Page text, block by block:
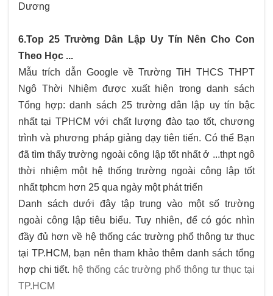
Dương
6.Top 25 Trường Dân Lập Uy Tín Nên Cho Con
Theo Học ...
Mẫu trích dẫn Google về Trường TiH THCS THPT
Ngô Thời Nhiệm được xuất hiện trong danh sách
Tổng hợp: danh sách 25 trường dân lập uy tín bậc
nhất tại TPHCM với chất lượng đào tạo tốt, chương
trình và phương pháp giảng dạy tiên tiến. Có thể Bạn
đã tìm thấy trường ngoài công lập tốt nhất ở ...thpt ngô
thời nhiệm một hệ thống trường ngoài công lập tốt
nhất tphcm hơn 25 qua ngày một phát triển
Danh sách dưới đây tập trung vào một số trường
ngoài công lập tiêu biểu. Tuy nhiên, để có góc nhìn
đầy đủ hơn về hệ thống các trường phổ thông tư thục
tại TP.HCM, bạn nên tham khảo thêm danh sách tổng
hợp chi tiết. hệ thống các trường phổ thông tư thục tại
TP.HCM